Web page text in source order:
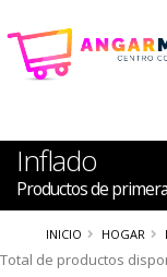
Inflado
Productos de
INICIO HOGAR
Total de productos